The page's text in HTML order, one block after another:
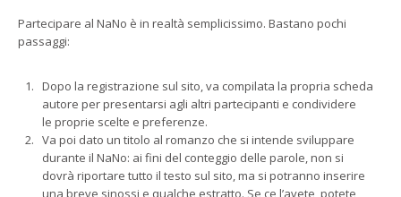
Partecipare al NaNo è in realtà semplicissimo. Bastano pochi
passaggi:
Dopo la registrazione sul sito, va compilata la propria scheda
autore per presentarsi agli altri partecipanti e condividere
le proprie scelte e preferenze.
Va poi dato un titolo al romanzo che si intende sviluppare
durante il NaNo: ai fini del conteggio delle parole, non si
dovrà riportare tutto il testo sul sito, ma si potranno inserire
una breve sinossi e qualche estratto. Se ce l’avete, potete